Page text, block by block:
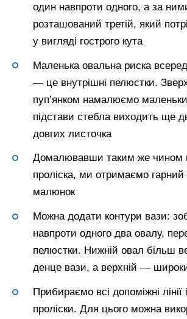
один навпроти одного, а за
розташований третій, який
у вигляді гострого кута
Маленька овальна риска
— це внутрішні пелюстки.
пуп’янком намалюємо
підстави стебла виходить ще
довгих листочка
Домалювавши таким же чином
проліска, ми отримаємо гарний
малюнок
Можна додати контури вази:
навпроти одного два овалу,
пелюстки. Нижній овал більш
денце вази, а верхній —
Прибираємо всі допоміжні
проліски. Для цього можна